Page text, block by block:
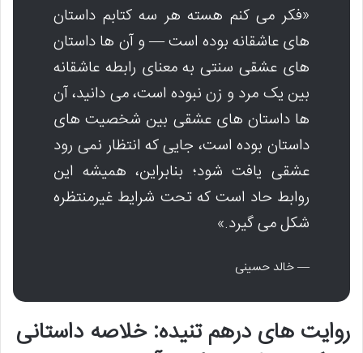
«فکر می کنم هسته هر سه کتابم داستان
های عاشقانه بوده است — و آن ها داستان
های عشقی سنتی به معنای رابطه عاشقانه
بین یک مرد و زن نبوده است، می دانید، آن
ها داستان های عشقی بین شخصیت های
داستان بوده است، جایی که انتظار نمی رود
عشقی یافت شود؛ بنابراین، همیشه این
روابط حاد است که تحت شرایط غیرمنتظره
شکل می گیرد.»
— خالد حسینی
روایت های درهم تنیده: خلاصه داستانی